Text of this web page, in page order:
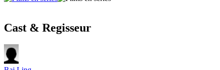
Cast & Regisseur